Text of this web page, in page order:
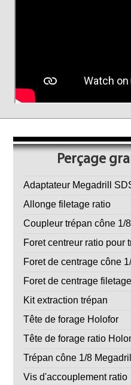
Perçage
Adaptateur Megadrill
Allonge filetage ratio
Coupleur trépan cône 1/8
Foret centreur ratio pour
Foret de centrage cône
Foret de centrage
Kit extraction trépan
Tête de forage Holofor
Tête de forage ratio
Trépan cône 1/8 Megadrill
Vis d'accouplement ratio